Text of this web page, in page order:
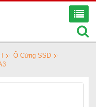
Ổ Cứng SSD